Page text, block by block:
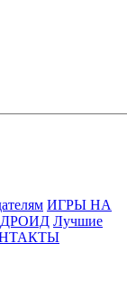
ИГРЫ НА
Лучшие